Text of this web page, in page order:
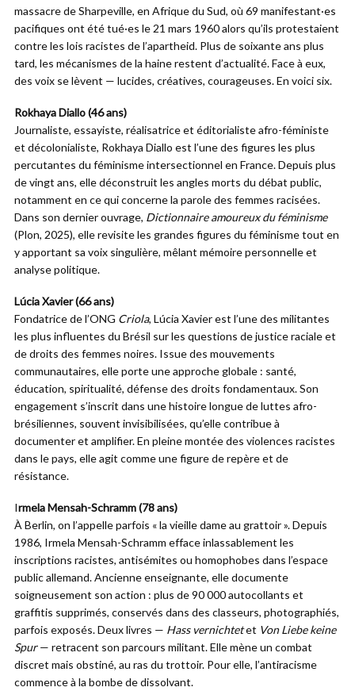
massacre de Sharpeville, en Afrique du Sud, où 69 manifestant·es
pacifiques ont été tué·es le 21 mars 1960 alors qu’ils protestaient
contre les lois racistes de l’apartheid. Plus de soixante ans plus
tard, les mécanismes de la haine restent d’actualité. Face à eux,
des voix se lèvent — lucides, créatives, courageuses. En voici six.
Rokhaya Diallo (46 ans)
Journaliste, essayiste, réalisatrice et éditorialiste afro-féministe
et décolonialiste, Rokhaya Diallo est l’une des figures les plus
percutantes du féminisme intersectionnel en France. Depuis plus
de vingt ans, elle déconstruit les angles morts du débat public,
notamment en ce qui concerne la parole des femmes racisées.
Dans son dernier ouvrage, Dictionnaire amoureux du féminisme
(Plon, 2025), elle revisite les grandes figures du féminisme tout en
y apportant sa voix singulière, mêlant mémoire personnelle et
analyse politique.
Lúcia Xavier (66 ans)
Fondatrice de l’ONG Criola, Lúcia Xavier est l’une des militantes
les plus influentes du Brésil sur les questions de justice raciale et
de droits des femmes noires. Issue des mouvements
communautaires, elle porte une approche globale : santé,
éducation, spiritualité, défense des droits fondamentaux. Son
engagement s’inscrit dans une histoire longue de luttes afro-
brésiliennes, souvent invisibilisées, qu’elle contribue à
documenter et amplifier. En pleine montée des violences racistes
dans le pays, elle agit comme une figure de repère et de
résistance.
Irmela Mensah-Schramm (78 ans)
À Berlin, on l’appelle parfois « la vieille dame au grattoir ». Depuis
1986, Irmela Mensah-Schramm efface inlassablement les
inscriptions racistes, antisémites ou homophobes dans l’espace
public allemand. Ancienne enseignante, elle documente
soigneusement son action : plus de 90 000 autocollants et
graffitis supprimés, conservés dans des classeurs, photographiés,
parfois exposés. Deux livres — Hass vernichtetet Von Liebe keine
Spur— retracent son parcours militant. Elle mène un combat
discret mais obstiné, au ras du trottoir. Pour elle, l’antiracisme
commence à la bombe de dissolvant.